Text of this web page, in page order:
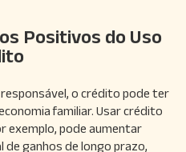
Positivos do Uso
o crédito pode ter
familiar. Usar crédito
exemplo, pode aumentar
ganhos de longo prazo,